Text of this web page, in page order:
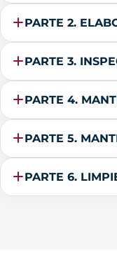
PARTE 2.
PARTE 3.
PARTE 4.
PARTE 5.
PARTE 6.